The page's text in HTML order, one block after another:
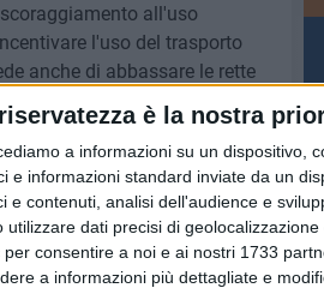
è la nostra
a informazioni su un dispositivo,
e informazioni standard inviate da un
contenuti, analisi dell'audience e
dati precisi di
consentire a noi e ai nostri 1733
a informazioni più dettagliate e
all'uso
l'uso del trasporto
anche di abbassare le rette
una revisione delle tariffe di
al gioco d'azzardo, carta dei
per il disbrigo
proficuo confronto con la